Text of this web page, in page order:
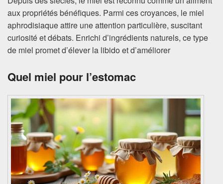
aux propriétés bénéfiques. Parmi ces croyances, le miel
aphrodisiaque attire une attention particulière, suscitant
curiosité et débats. Enrichi d’ingrédients naturels, ce type
de miel promet d’élever la libido et d’améliorer
Quel miel pour l’estomac